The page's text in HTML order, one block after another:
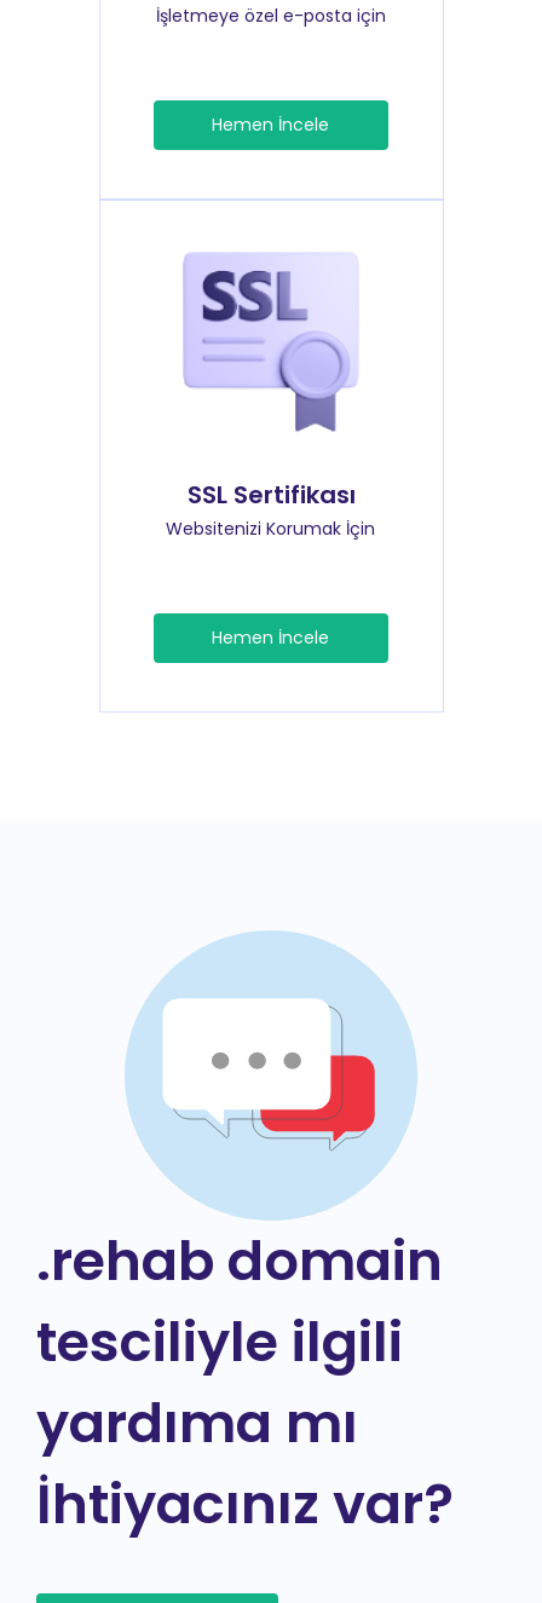
İşletmeye özel e-posta için
Hemen İncele
SSL Sertifikası
Websitenizi Korumak İçin
Hemen İncele
.rehab domain
tesciliyle ilgili
yardıma mı
İhtiyacınız var?